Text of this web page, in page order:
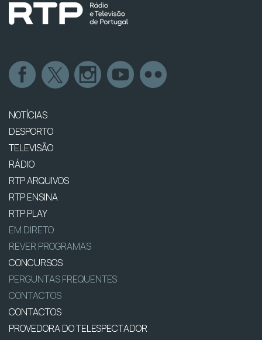
NOTÍCIAS
DESPORTO
TELEVISÃO
RÁDIO
RTP ARQUIVOS
RTP ENSINA
RTP PLAY
EM DIRETO
REVER PROGRAMAS
CONCURSOS
PERGUNTAS FREQUENTES
CONTACTOS
CONTACTOS
PROVEDORA DO TELESPECTADOR